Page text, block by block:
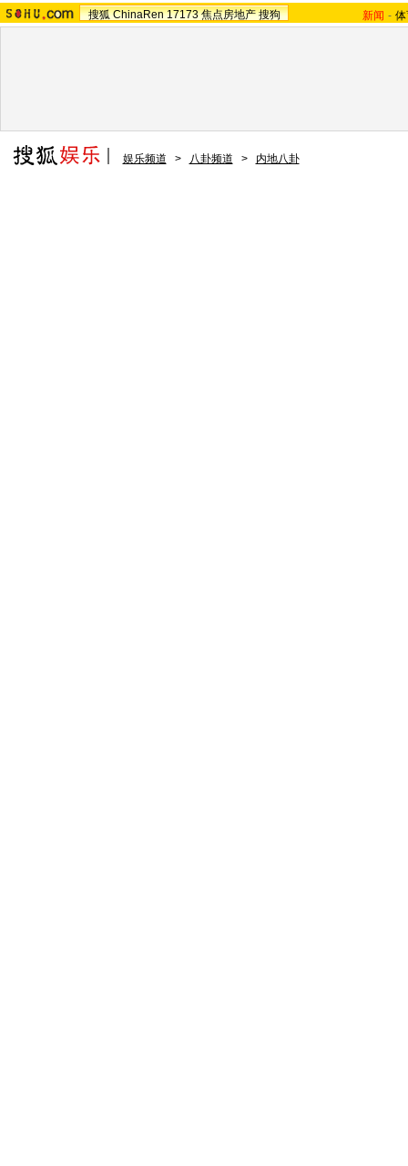
搜狐 ChinaRen 17173 焦点房地产 搜狗 新闻 -
娱乐频道 > 八卦频道 > 内地八卦